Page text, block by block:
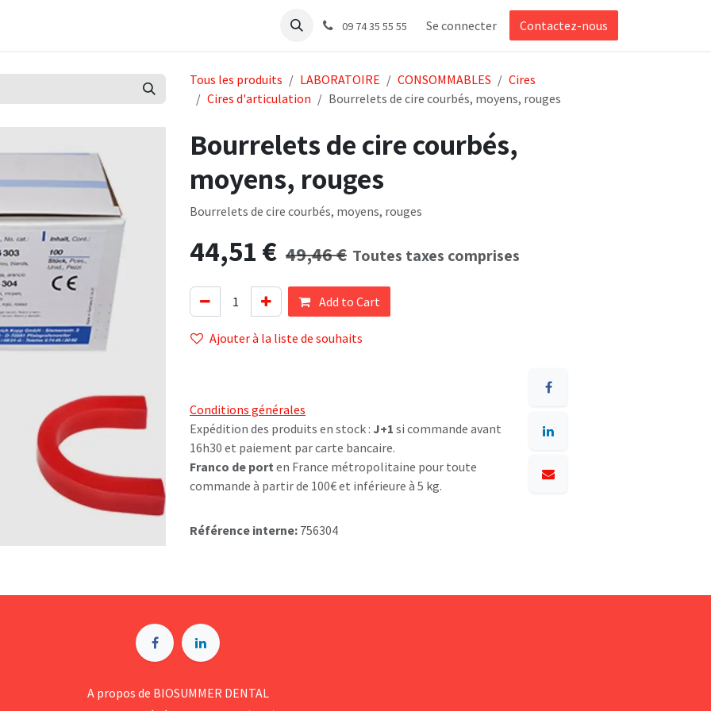
Support09 74 35 55 55 Se connecter Contactez-nous
Tous les produits LABORATOIRE CONSOMMABLES
Cires
Cires d'articulation
Bourrelets de cire courbés, moyens, rouges
Bourrelets de cire courbés,
moyens, rouges
Bourrelets de cire courbés, moyens, rouges
44,51€ 49,46€ Toutes taxes comprises
Add to Cart
Ajouter à la liste de souhaits
Conditions générales
Expédition des produits en stock : J+1 si commande avant
16h30 et paiement par carte bancaire.
Franco de port en France métropolitaine pour toute
commande à partir de 100€ et inférieure à 5 kg.
Référence interne: 756304
A p​ropos de BIOSUMMER DENTAL